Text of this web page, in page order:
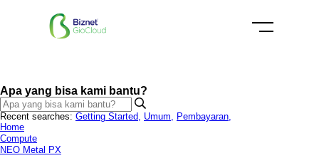
Apa yang bisa kami bantu?
Recent searches: Getting Started, Umum, Pembayaran,
Home
Compute
NEO Metal PX